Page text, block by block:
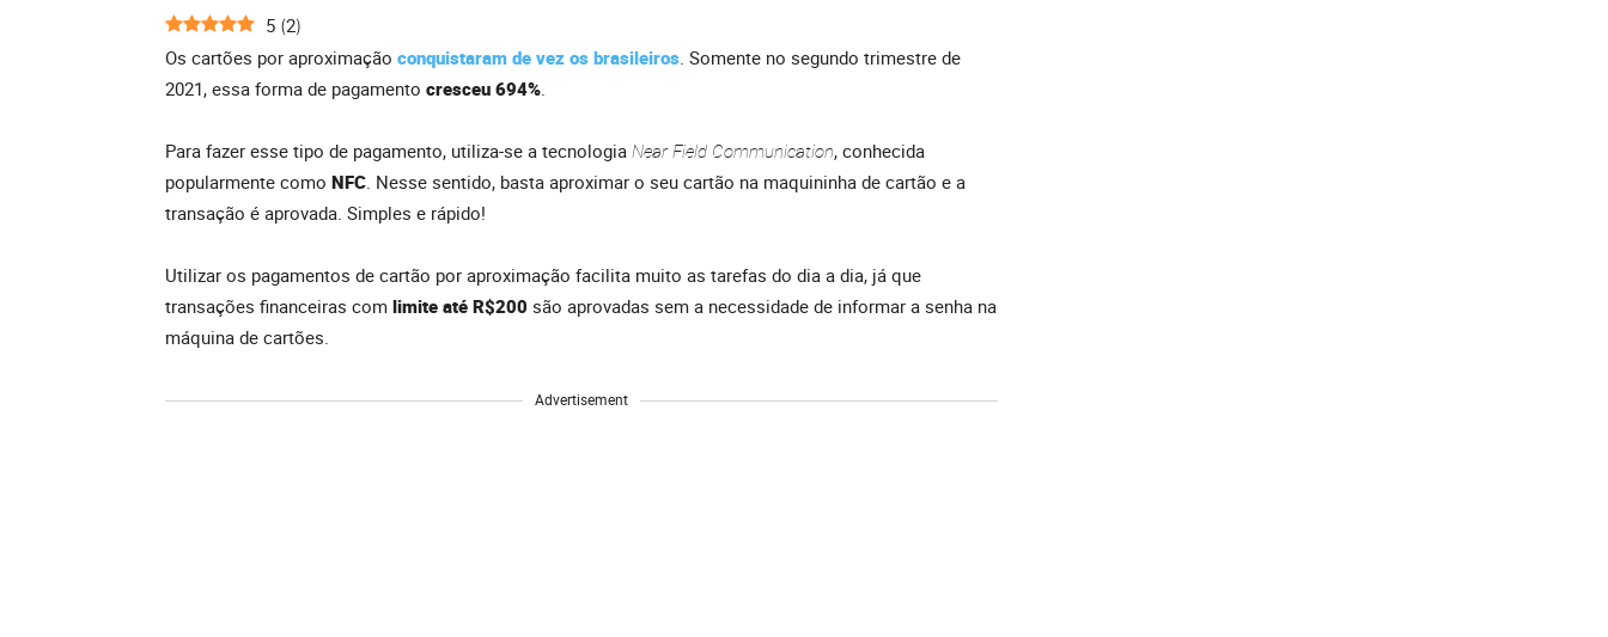
5 (2)
Os cartões por aproximação conquistaram de vez os brasileiros. Somente no segundo trimestre de
2021, essa forma de pagamento cresceu 694%.
Para fazer esse tipo de pagamento, utiliza-se a tecnologia Near Field Communication, conhecida
popularmente como NFC. Nesse sentido, basta aproximar o seu cartão na maquininha de cartão e a
transação é aprovada. Simples e rápido!
Utilizar os pagamentos de cartão por aproximação facilita muito as tarefas do dia a dia, já que
transações financeiras com limite até R$200 são aprovadas sem a necessidade de informar a senha na
máquina de cartões.
Advertisement